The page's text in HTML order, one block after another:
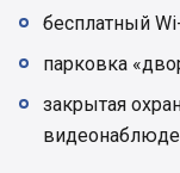
бесплатный
парковка
закрытая